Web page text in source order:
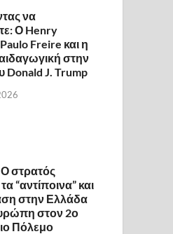
να
Ο Henry
Freire και η
στην
Donald J. Trump
στρατός
“αντίποινα” και
στην Ελλάδα
στον 2ο
Πόλεμο